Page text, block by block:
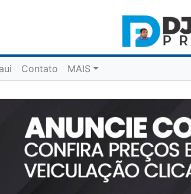
Contato MAIS